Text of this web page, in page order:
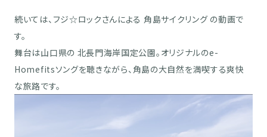
続いては、フジ☆ロックさんによる 角島サイクリング の動画で
す。
舞台は山口県の 北長門海岸国定公園。オリジナルのe-
Homefitsソングを聴きながら、角島の大自然を満喫する爽快
な旅路です。